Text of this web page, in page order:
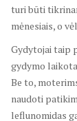
turi būti
mėnesiais, o
Gydytojai taip
gydymo
Be to,
naudoti
leflunomidas